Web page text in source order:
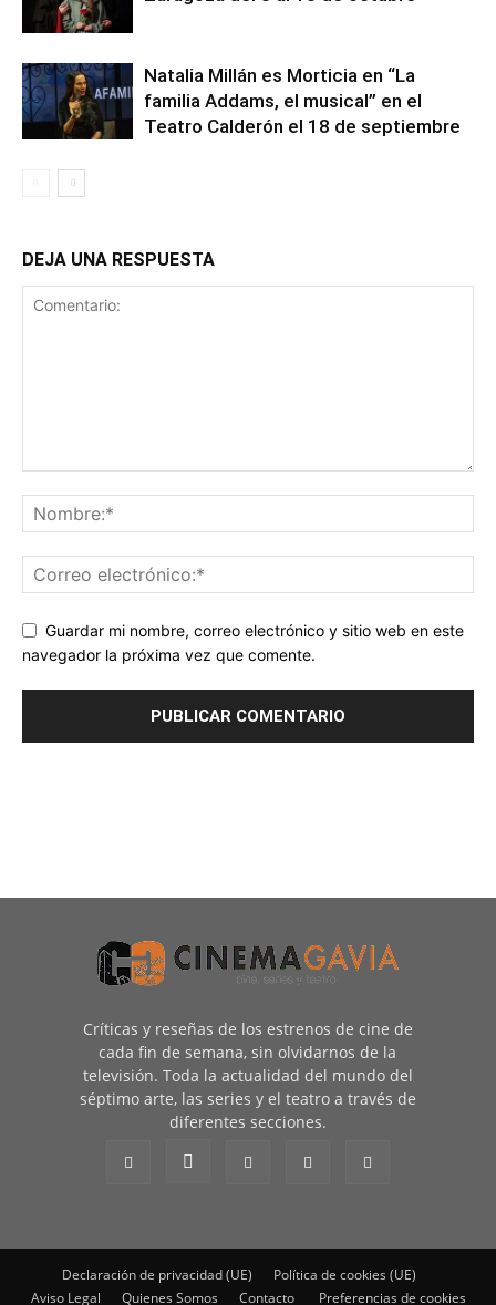
Natalia Millán es Morticia en “La
familia Addams, el musical” en el
Teatro Calderón el 18 de septiembre
DEJA UNA RESPUESTA
Guardar mi nombre, correo electrónico y sitio web en este
navegador la próxima vez que comente.
Críticas y reseñas de los estrenos de cine de
cada fin de semana, sin olvidarnos de la
televisión. Toda la actualidad del mundo del
séptimo arte, las series y el teatro a través de
diferentes secciones.
Declaración de privacidad (UE)
Política de cookies (UE)
Aviso Legal
Quienes Somos Contacto Preferencias de cookies